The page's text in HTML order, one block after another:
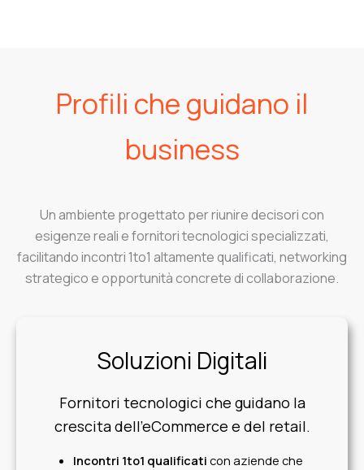
Profili che guidano il
business
Un ambiente progettato per riunire decisori con
esigenze reali e fornitori tecnologici specializzati,
facilitando incontri 1to1 altamente qualificati, networking
strategico e opportunità concrete di collaborazione.
Soluzioni Digitali
Fornitori tecnologici che guidano la
crescita dell’eCommerce e del retail.
Incontri 1to1 qualificati con aziende che